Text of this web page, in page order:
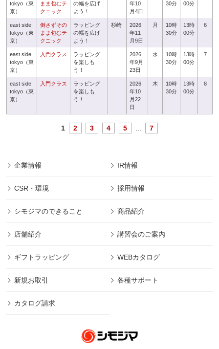
tokyo（東
京）
まま包むテ
クニック
の幅を広げ
よう！
年10
月4日
30分
00分
east side
tokyo（東
京）
倒さずその
まま包むテ
クニック
ラッピング
の幅を広げ
よう！
杉崎
2026
年11
月9日
月
10時
30分
13時
00分
6
east side
tokyo（東
京）
入門クラス
ラッピング
を楽しも
う！
2026
年9月
23日
水
10時
30分
13時
00分
7
east side
tokyo（東
京）
入門クラス
ラッピング
を楽しも
う！
2026
年10
月22
日
木
10時
30分
13時
00分
8
1 2 3 4 5 7
企業情報 IR情報
CSR・環境 採用情報
シモジマのできること 商品紹介
店舗紹介 講習会のご案内
ギフトラッピング WEBカタログ
新規お取引 各種サポート
カタログ請求